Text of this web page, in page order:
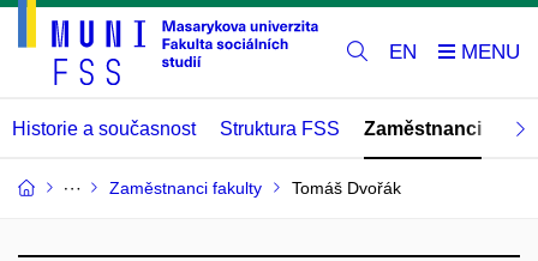
EN
Historie a současnost Struktura FSS Zaměstnanci
Zaměstnanci fakulty Tomáš Dvořák